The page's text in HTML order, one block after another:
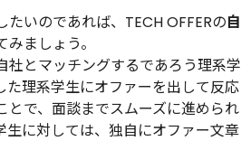
いのであれば、TECH OFFERの自
みましょう。
社とマッチングするであろう理系学
た理系学生にオファーを出して反応
とで、面談までスムーズに進められ
生に対しては、独自にオファー文章